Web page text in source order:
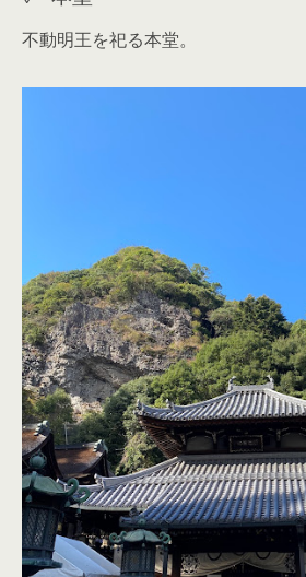
不動明王を祀る本堂。